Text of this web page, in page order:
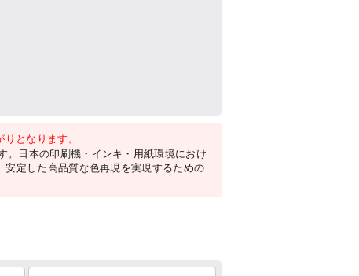
となります。
日本の印刷機・インキ・用紙環境におけ
定した高品質な色再現を実現するための